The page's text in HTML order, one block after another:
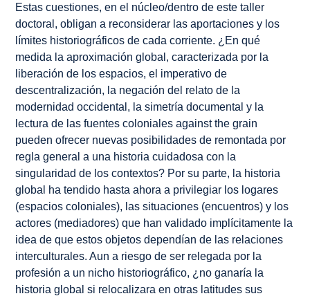
Estas cuestiones, en el núcleo/dentro de este taller
doctoral, obligan a reconsiderar las aportaciones y los
límites historiográficos de cada corriente. ¿En qué
medida la aproximación global, caracterizada por la
liberación de los espacios, el imperativo de
descentralización, la negación del relato de la
modernidad occidental, la simetría documental y la
lectura de las fuentes coloniales against the grain
pueden ofrecer nuevas posibilidades de remontada por
regla general a una historia cuidadosa con la
singularidad de los contextos? Por su parte, la historia
global ha tendido hasta ahora a privilegiar los logares
(espacios coloniales), las situaciones (encuentros) y los
actores (mediadores) que han validado implícitamente la
idea de que estos objetos dependían de las relaciones
interculturales. Aun a riesgo de ser relegada por la
profesión a un nicho historiográfico, ¿no ganaría la
historia global si relocalizara en otras latitudes sus